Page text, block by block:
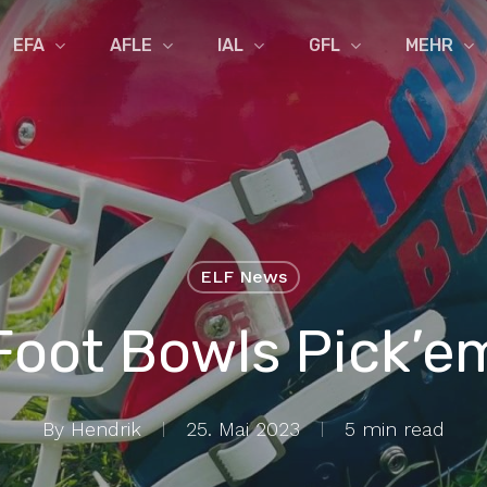
EFA AFLE IAL GFL MEHR
ELF News
Bowls
By Hendrik 25. Mai 2023 5 min read